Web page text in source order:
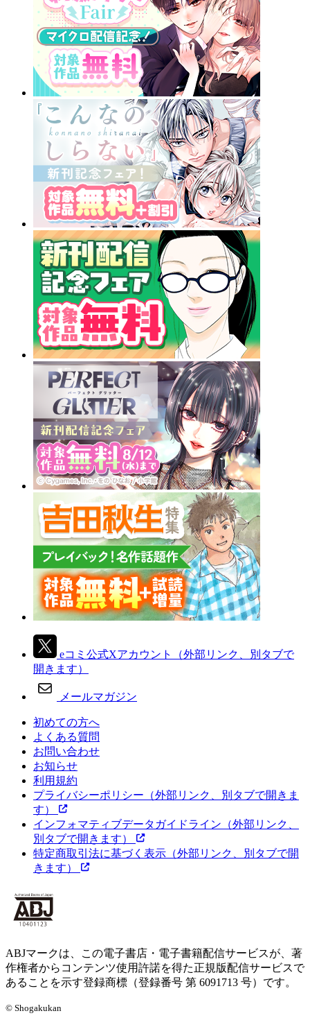
eコミ公式Xアカウント
（外部リンク、別タブで
開きます）
メールマガジン
初めての方へ
よくある質問
お問い合わせ
お知らせ
利用規約
プライバシーポリシー （外部リンク、別タブで開きま
す）
インフォマティブデータガイドライン （外部リンク、
別タブで開きます）
特定商取引法に基づく表示 （外部リンク、別タブで開
きます）
ABJマークは、この電子書店・電子書籍配信サービスが、著
作権者からコンテンツ使用許諾を得た正規版配信サービスで
あることを示す登録商標（登録番号 第 6091713 号）です。
© Shogakukan